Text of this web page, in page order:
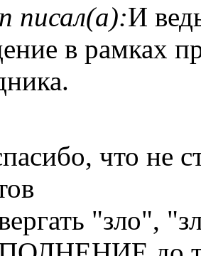
писал(а):И
в рамках
что не
"зло",